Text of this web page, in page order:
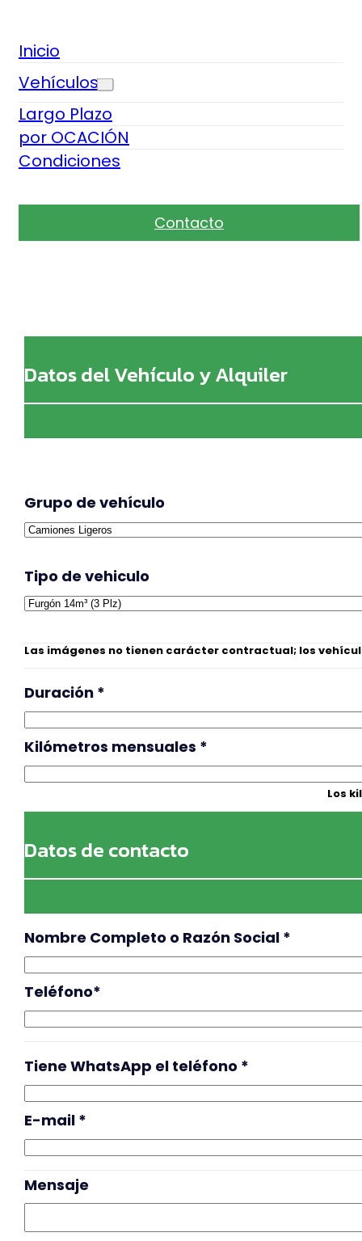
Inicio
Vehículos
Largo Plazo
por OCACIÓN
Condiciones
Contacto
Datos del Vehículo y Alquiler
Grupo de vehículo
Tipo de vehiculo
Las imágenes no tienen carácter contractual; los
Duración *
Kilómetros mensuales *
Los
Datos de contacto
Nombre Completo o Razón Social *
Teléfono*
Tiene WhatsApp el teléfono *
E-mail *
Mensaje